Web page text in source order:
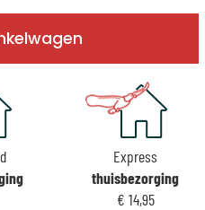
Express
thuisbezorging
€ 14,95